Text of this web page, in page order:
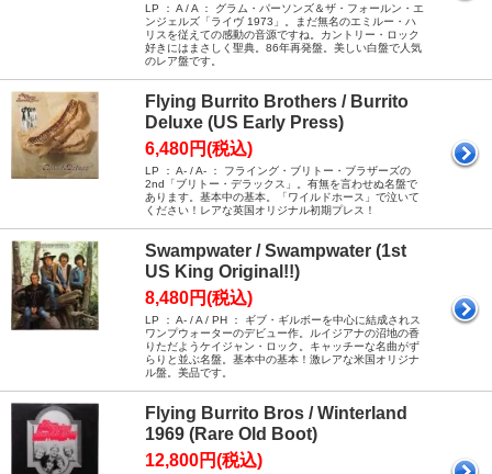
LP ： A / A ： グラム・パーソンズ＆ザ・フォールン・エ
ンジェルズ「ライヴ 1973」。まだ無名のエミルー・ハ
リスを従えての感動の音源ですね。カントリー・ロック
好きにはまさしく聖典。86年再発盤。美しい白盤で人気
のレア盤です。
Flying Burrito Brothers / Burrito
Deluxe (US Early Press)
6,480円(税込)
LP ： A- / A- ： フライング・ブリトー・ブラザーズの
2nd「ブリトー・デラックス」。有無を言わせぬ名盤で
あります。基本中の基本。「ワイルドホース」で泣いて
ください！レアな英国オリジナル初期プレス！
Swampwater / Swampwater (1st
US King Original!!)
8,480円(税込)
LP ： A- / A / PH ： ギブ・ギルボーを中心に結成されス
ワンプウォーターのデビュー作。ルイジアナの沼地の香
りただようケイジャン・ロック。キャッチーな名曲がず
らりと並ぶ名盤。基本中の基本！激レアな米国オリジナ
ル盤。美品です。
Flying Burrito Bros / Winterland
1969 (Rare Old Boot)
12,800円(税込)